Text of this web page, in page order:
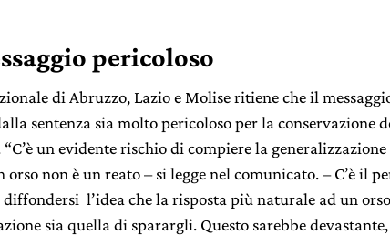
pericoloso
di Abruzzo, Lazio e Molise ritiene che il
sentenza sia molto pericoloso per la conservazione
un evidente rischio di compiere la
orso non è un reato – si legge nel comunicato. – C’è il
diffondersi l’idea che la risposta più naturale ad un
sia quella di sparargli. Questo sarebbe